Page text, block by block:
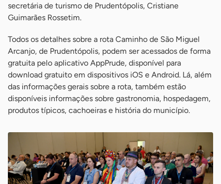
secretária de turismo de Prudentópolis, Cristiane
Guimarães Rossetim.
Todos os detalhes sobre a rota Caminho de São Miguel
Arcanjo, de Prudentópolis, podem ser acessados de forma
gratuita pelo aplicativo AppPrude, disponível para
download gratuito em dispositivos iOS e Android. Lá, além
das informações gerais sobre a rota, também estão
disponíveis informações sobre gastronomia, hospedagem,
produtos típicos, cachoeiras e história do município.